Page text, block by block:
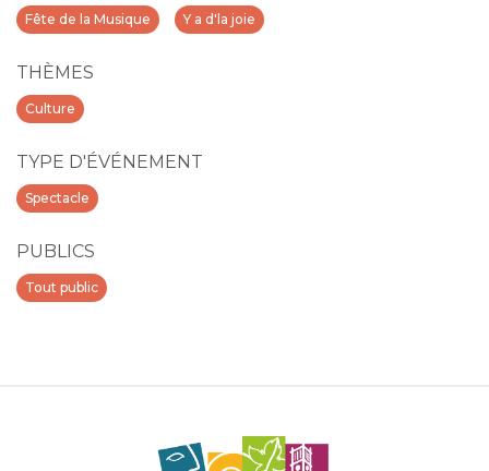
Fête de la Musique Y a d'la joie
THÈMES
Culture
TYPE D'ÉVÉNEMENT
Spectacle
PUBLICS
Tout public